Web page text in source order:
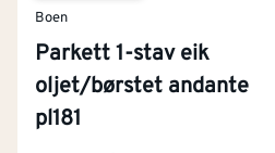
Boen
Parkett 1-stav eik
oljet/børstet andante
pl181Kontakt oss
Om Montér